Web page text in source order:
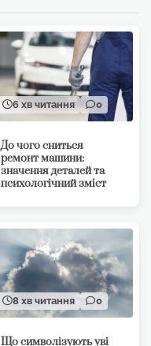
6 хв читання 0
До чого сниться
ремонт машини:
значення деталей та
психологічний зміст
8 хв читання 0
Що символізують уві